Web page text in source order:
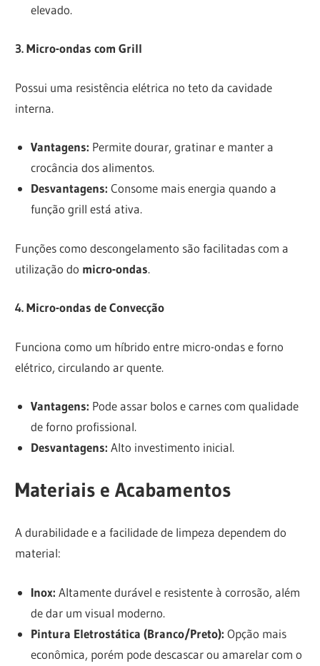
elevado.
3. Micro-ondas com Grill
Possui uma resistência elétrica no teto da cavidade
interna.
Vantagens: Permite dourar, gratinar e manter a
crocância dos alimentos.
Desvantagens: Consome mais energia quando a
função grill está ativa.
Funções como descongelamento são facilitadas com a
utilização do micro-ondas.
4. Micro-ondas de Convecção
Funciona como um híbrido entre micro-ondas e forno
elétrico, circulando ar quente.
Vantagens: Pode assar bolos e carnes com qualidade
de forno profissional.
Desvantagens: Alto investimento inicial.
Materiais e Acabamentos
A durabilidade e a facilidade de limpeza dependem do
material:
Inox: Altamente durável e resistente à corrosão, além
de dar um visual moderno.
Pintura Eletrostática (Branco/Preto): Opção mais
econômica, porém pode descascar ou amarelar com o